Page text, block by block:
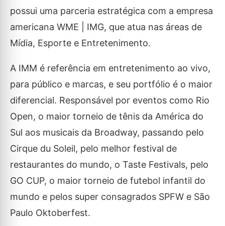
possui uma parceria estratégica com a empresa
americana WME | IMG, que atua nas áreas de
Mídia, Esporte e Entretenimento.
A IMM é referência em entretenimento ao vivo,
para público e marcas, e seu portfólio é o maior
diferencial. Responsável por eventos como Rio
Open, o maior torneio de tênis da América do
Sul aos musicais da Broadway, passando pelo
Cirque du Soleil, pelo melhor festival de
restaurantes do mundo, o Taste Festivals, pelo
GO CUP, o maior torneio de futebol infantil do
mundo e pelos super consagrados SPFW e São
Paulo Oktoberfest.